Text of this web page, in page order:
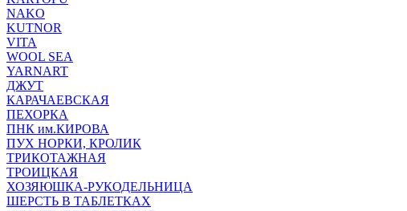
NAKO
KUTNOR
VITA
WOOL SEA
YARNART
ДЖУТ
КАРАЧАЕВСКАЯ
ПЕХОРКА
ПНК им.КИРОВА
ПУХ НОРКИ, КРОЛИК
ТРИКОТАЖНАЯ
ТРОИЦКАЯ
ХОЗЯЮШКА-РУКОДЕЛЬНИЦА
ШЕРСТЬ В ТАБЛЕТКАХ